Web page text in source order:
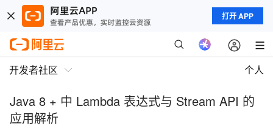
打开 APP
开发者社区 个人
Java 8 + 中 Lambda 表达式与 Stream API 的
应用解析